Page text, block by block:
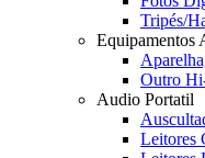
Tripés/
Equipamentos
Outro
Audio Portatil
Leitores